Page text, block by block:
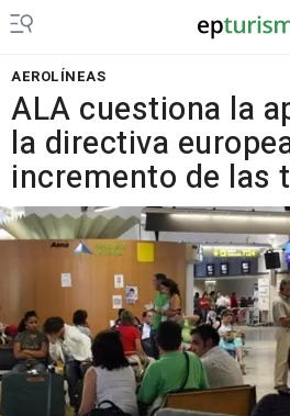
AEROLÍNEAS
ALA cuestiona la
la directiva
incremento de las